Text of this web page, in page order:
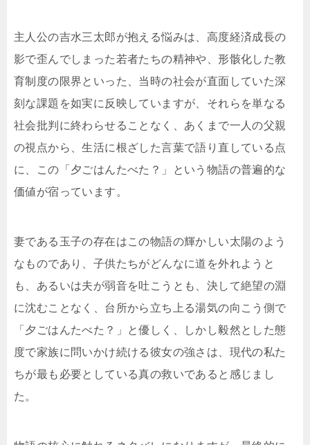
主人公の吉水三太郎が抱える悩みは、高度経済成長の
影で歪んでしまった若者たちの精神や、形骸化した教
育制度の限界といった、当時の社会が直面していた深
刻な課題を如実に反映していますが、それらを単なる
社会批判に終わらせることなく、あくまで一人の父親
の視点から、生活に根ざした言葉で語り直している点
に、この「夕ごはんたべた？」という物語の普遍的な
価値が宿っています。
妻である玉子の存在はこの物語の輝かしい太陽のよう
なものであり、子供たちがどんなに道を外れようと
も、あるいは夫が弱音を吐こうとも、決して絶望の淵
に沈むことなく、台所から立ち上る湯気の向こう側で
「夕ごはんたべた？」と優しく、しかし毅然とした態
度で家族に問いかけ続ける彼女の強さは、現代の私た
ちが最も必要としている真の救いであると感じまし
た。